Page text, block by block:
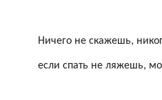
Ничего не скажешь,
если спать не ляжешь,